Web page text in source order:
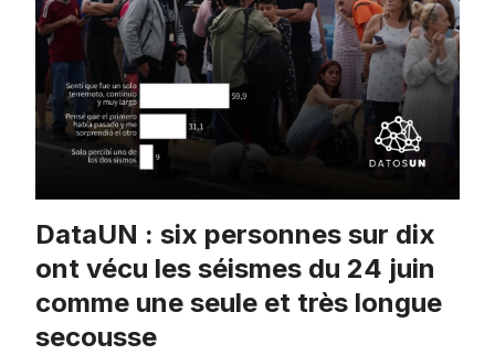
DataUN : six personnes sur dix
ont vécu les séismes du 24 juin
comme une seule et très longue
secousse